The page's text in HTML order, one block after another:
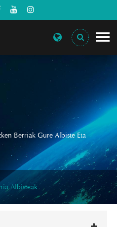
Berriak Gure Albiste Eta
Albisteak